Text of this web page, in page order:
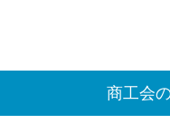
商工会